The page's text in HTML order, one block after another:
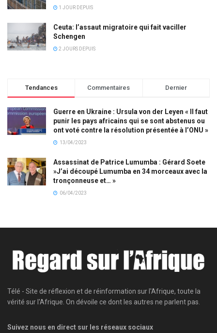
1 JOUR DEPUIS
Ceuta: l’assaut migratoire qui fait vaciller
Schengen
2 JOURS DEPUIS
Tendances Commentaires Dernier
Guerre en Ukraine : Ursula von der Leyen « Il faut
punir les pays africains qui se sont abstenus ou
ont voté contre la résolution présentée à l’ONU »
13/04/2023
Assassinat de Patrice Lumumba : Gérard Soete
»J’ai découpé Lumumba en 34 morceaux avec la
tronçonneuse et… »
06/04/2023
Télé - Site de réflexion et de réinformation sur l'Afrique, toute la
vérité sur l'Afrique. On dévoile ce dont les autres ne parlent pas.
Suivez nous en direct sur les réseaux sociaux